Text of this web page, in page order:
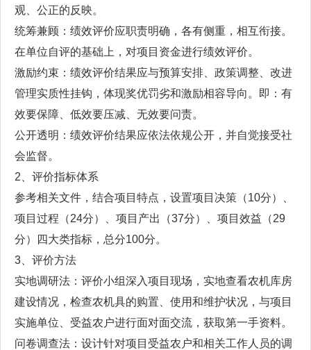
观、公正的反映。
统筹兼顾：绩效评价应职责明确，各有侧重，相互衔接。
在单位自评的基础上，对项目资金进行绩效评价。
激励约束：绩效评价结果应与预算安排、政策调整、改进
管理实质性挂钩，体现奖优罚劣和激励相容导向。即：有
效要保障、低效要压减、无效要问责。
公开透明：绩效评价结果应依法依规公开，并自觉接受社
会监督。
2、评价指标体系
参考相关文件，结合项目特点，设置项目决策（10分）、
项目过程（24分）、项目产出（37分）、项目效益（29
分）四大类指标，总分100分。
3、评价方法
实地调研法：评价小组深入项目现场，实地查看农机库房
建设情况，检查农机具的购置、使用和维护状况，与项目
实施单位、受益农户进行面对面交流，获取第一手资料。
问卷调查法：设计针对项目受益农户和相关工作人员的调